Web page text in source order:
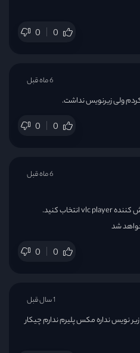
0 0
ولی زیرنویس نداشت.
0 0
6 ماه قبل
از منو بالا سمت چپ پخش کننده vlc player انتخاب کنید.
شد
0 0
6 ماه قبل
نویس نداره مکس پلیرم ندارم چیکار
1 سال قبل